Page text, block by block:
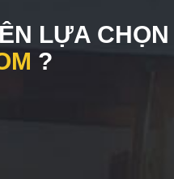
LỰA CHỌN
?